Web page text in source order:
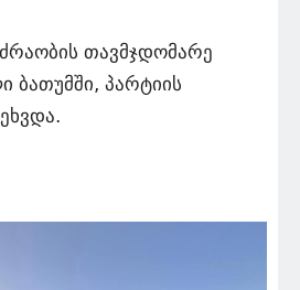
თავმჯდომარე
ბათუმში, პარტიის